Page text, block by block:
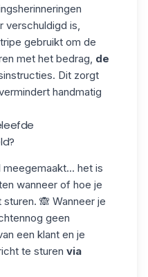
verschuldigd is,
gebruikt om de
met het bedrag, de
Dit zorgt
handmatig
meegemaakt... het is
wanneer of hoe je
🙈 Wanneer je
geen
een klant en je
te sturen via